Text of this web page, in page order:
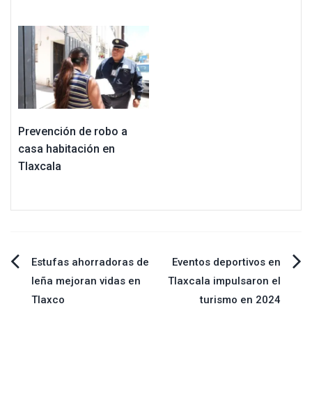
Prevención de robo a
casa habitación en
Tlaxcala
Navegación
de
Estufas ahorradoras de
leña mejoran vidas en
Tlaxco
Eventos deportivos en
Tlaxcala impulsaron el
turismo en 2024